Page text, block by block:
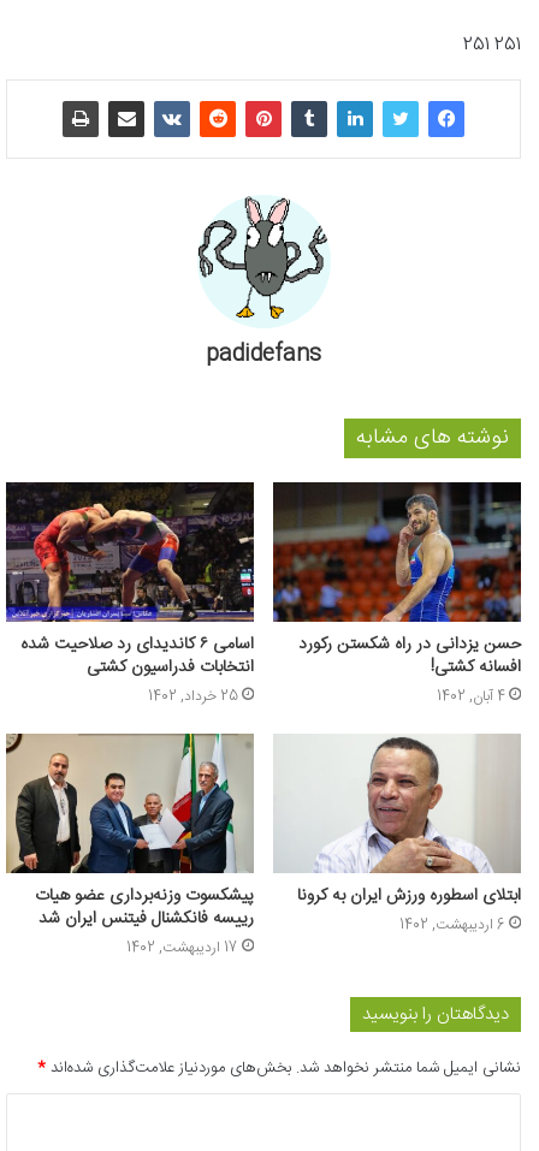
251 251
padidefans
نوشته های مشابه
حسن یزدانی در راه شکستن رکورد
افسانه کشتی!
4 آبان, 1402
اسامی ۶ کاندیدای رد صلاحیت شده
انتخابات فدراسیون کشتی
25 خرداد, 1402
ابتلای اسطوره ورزش ایران به کرونا
6 اردیبهشت, 1402
پیشکسوت وزنه‌برداری عضو هیات
رییسه فانکشنال فیتنس ایران شد
17 اردیبهشت, 1402
دیدگاهتان را بنویسید
نشانی ایمیل شما منتشر نخواهد شد. بخش‌های موردنیاز علامت‌گذاری شده‌اند*